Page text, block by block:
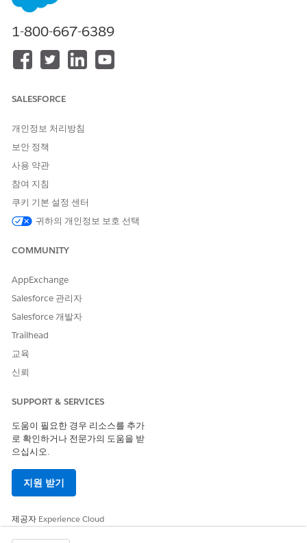
IT 규정 준수를 위한 정책 관리 설정
정책 관리를 활성화하여 초안 작성에서 게시까지 정책 수명 주
핵심 기능을 빠르게 구성합니다.
서 AI 지원 작성을 활성화합니다. Microsoft 365 통합을 사용하
면 사용자가 Salesforce가 레코드 시스템을 유지하면서 익숙한
환경에서 정책을 작성할 수 있습니다.
IT 규정 준수를 위한 Microsoft 365 통합 구성
Salesforce, Microsoft Azure, SharePoint 간 링크를 구성하여
Microsoft Word에서 정책 작성을 활성화합니다. 이 안내 설정
은 설정 프로세스를 일련화하므로 오류 없이 자격 증명에서 외
부 문서 저장소까지 모든 항목을 순차적으로 활성화할 수 있습
IT 규정 준수를 위한 정책 커뮤니케이션 설정
정책 통신을 활성화하여 조직 정책을 배포하고 직원 증거를 추
적합니다. 포털 인터페이스를 구성하고 알림 서비스를 설정하여
캠페인 프로세스를 간소화합니다.
개선을 위한 의견을 보내주세요.
예
1-800-667-6389
SALESFORCE
개인정보 처리방침
보안 정책
사용 약관
참여 지침
쿠키 기본 설정 센터
귀하의 개인정보 보호 선택
COMMUNITY
AppExchange
Salesforce 관리자
Salesforce 개발자
Trailhead
교육
신뢰
SUPPORT & SERVICES
도움이 필요한 경우 리소스를 추가
로 확인하거나 전문가의 도움을 받
으십시오.
지원 받기
제공자 Experience Cloud